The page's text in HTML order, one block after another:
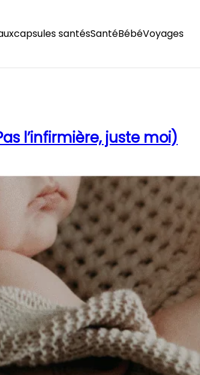
capsules santésSantéBébéVoyages
l’infirmière, juste moi)